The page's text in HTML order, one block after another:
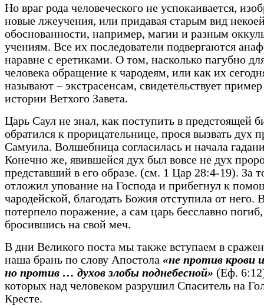
Но враг рода человеческого не успокаивается,
новые лжеучения, или придавая старым вид
обоснованности, например, магии и разным
учениям. Все их последователи подвергаются
наравне с еретиками. О том, насколько пагубно
человека обращение к чародеям, или как их
называют – экстрасенсам, свидетельствует
истории Ветхого Завета.
Царь Саул не знал, как поступить в предстоящей
обратился к прорицательнице, прося вызвать дух
Самуила. Волшебница согласилась и начала
Конечно же, явившейся дух был вовсе не дух
представший в его образе. (см. 1 Цар 28:4-19). За
отложил упование на Господа и прибегнул к
чародейской, благодать Божия отступила от него.
потерпело поражение, а сам царь бесславно погиб,
бросившись на свой меч.
В дни Великого поста мы также вступаем в
наша брань по слову Апостола «не против крови
но против … духов злобы поднебесной» (Еф.
которых над человеком разрушил Спаситель на
Кресте.